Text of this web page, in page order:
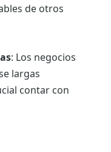
de otros
: Los negocios
largas
contar con